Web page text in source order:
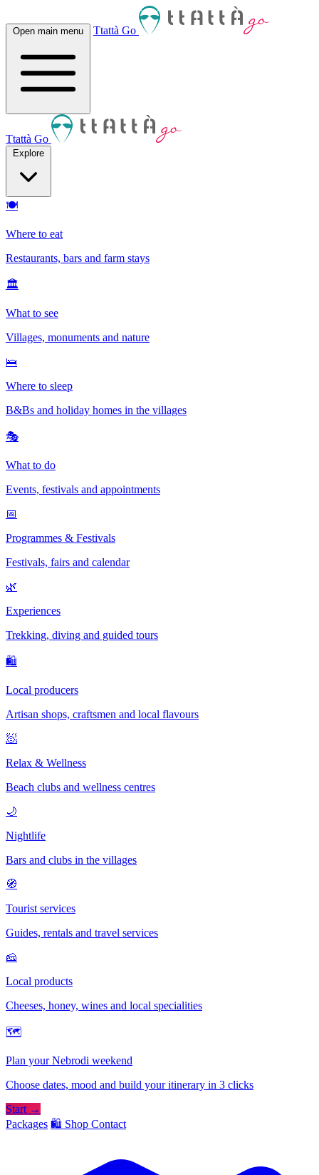
Open main menu Ttattà Go
Ttattà Go
Explore
🍽
Where to eat
Restaurants, bars and farm stays
🏛
What to see
Villages, monuments and nature
🛌
Where to sleep
B&Bs and holiday homes in the villages
🎭
What to do
Events, festivals and appointments
📅
Programmes & Festivals
Festivals, fairs and calendar
🌿
Experiences
Trekking, diving and guided tours
🛍
Local producers
Artisan shops, craftsmen and local flavours
🧖
Relax & Wellness
Beach clubs and wellness centres
🌙
Nightlife
Bars and clubs in the villages
🧭
Tourist services
Guides, rentals and travel services
🧀
Local products
Cheeses, honey, wines and local specialities
🗺
Plan your Nebrodi weekend
Choose dates, mood and build your itinerary in 3 clicks
Start →
Packages 🛍️ Shop Contact